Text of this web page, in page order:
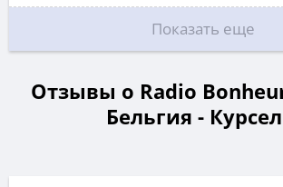
Показать еще
Отзывы о Radio
Бельгия -